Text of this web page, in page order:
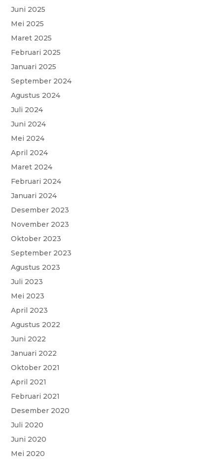
k
Juni 2025
Mei 2025
Maret 2025
Februari 2025
Januari 2025
September 2024
Agustus 2024
Juli 2024
Juni 2024
Mei 2024
April 2024
Maret 2024
Februari 2024
Januari 2024
Desember 2023
November 2023
Oktober 2023
September 2023
Agustus 2023
Juli 2023
Mei 2023
April 2023
Agustus 2022
Juni 2022
Januari 2022
Oktober 2021
April 2021
Februari 2021
Desember 2020
Juli 2020
Juni 2020
Mei 2020